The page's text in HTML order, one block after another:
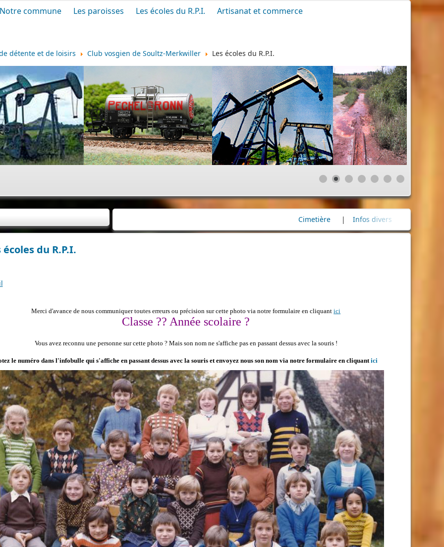
Notre commune Les paroisses Les écoles du R.P.I. Artisanat et commerce
détente et de loisirs Club vosgien de Soultz-Merkwiller Les écoles du R.P.I.
Commémoration | 80e anniversaire du
écoles du R.P.I.
Merci d'avance de nous communiquer toutes erreurs ou précision sur cette photo via notre formulaire en cliquantici
Classe ?? Année scolaire ?
Vous avez reconnu une personne sur cette photo ?Mais son nom ne s'affiche pas en passant dessus avec la souris !
le numéro dans l'infobulle qui s'affiche en passant dessus avec la souris et envoyez nous son nom via notre formulaire en cliquantici